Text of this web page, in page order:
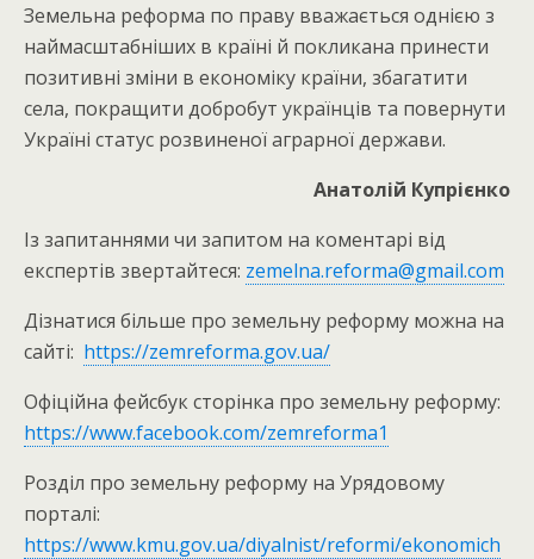
Земельна реформа по праву вважається однією з
наймасштабніших в країні й покликана принести
позитивні зміни в економіку країни, збагатити
села, покращити добробут українців та повернути
Україні статус розвиненої аграрної держави.
Анатолій Купрієнко
Із запитаннями чи запитом на коментарі від
експертів звертайтеся: zemelna.reforma@gmail.com
Дізнатися більше про земельну реформу можна на
сайті: https://zemreforma.gov.ua/
Офіційна фейсбук сторінка про земельну реформу:
https://www.facebook.com/zemreforma1
Розділ про земельну реформу на Урядовому
порталі:
https://www.kmu.gov.ua/diyalnist/reformi/ekonomich